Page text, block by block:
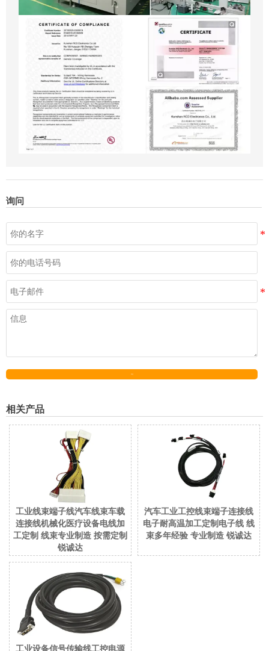
询问
相关产品
工业线束端子线汽车线束车载
连接线机械化医疗设备电线加
工定制 线束专业制造 按需定制
锐诚达
汽车工业工控线束端子连接线
电子耐高温加工定制电子线 线
束多年经验 专业制造 锐诚达
工业设备信号传输线工控电源